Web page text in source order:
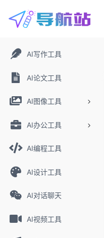
AI写作工具
AI论文工具
AI图像工具
AI办公工具
AI编程工具
AI设计工具
AI对话聊天
AI视频工具